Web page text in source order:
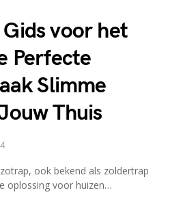
voor het
Perfecte
Slimme
Thuis
ook bekend als zoldertrap
oplossing voor huizen…